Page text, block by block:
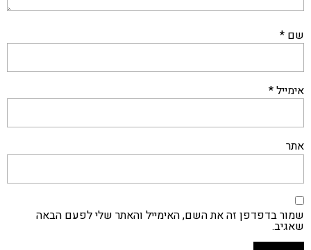
שם *
אימייל*
אתר
שמור בדפדפן זה את השם, האימייל והאתר שלי לפעם הבאה
שאגיב.